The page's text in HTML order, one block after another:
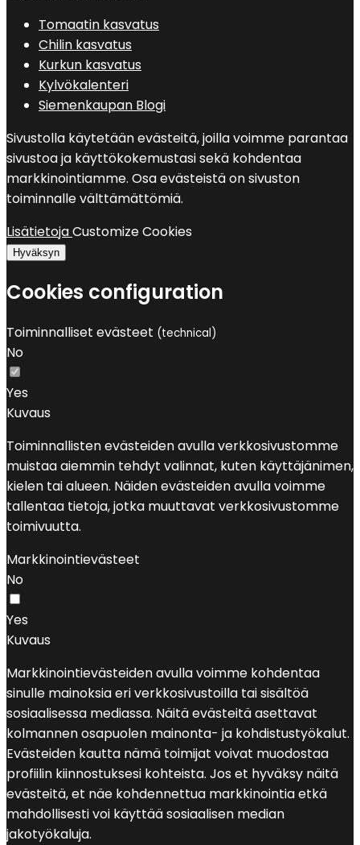
Tomaatin kasvatus
Chilin kasvatus
Kurkun kasvatus
Kylvökalenteri
Siemenkaupan Blogi
Sivustolla käytetään evästeitä, joilla voimme parantaa
sivustoa ja käyttökokemustasi sekä kohdentaa
markkinointiamme. Osa evästeistä on sivuston
toiminnalle välttämättömiä.
LisätietojaCustomize Cookies
Hyväksyn
Cookies configuration
Toiminnalliset evästeet (technical)
No
Yes
Kuvaus
Toiminnallisten evästeiden avulla verkkosivustomme
muistaa aiemmin tehdyt valinnat, kuten käyttäjänimen,
kielen tai alueen. Näiden evästeiden avulla voimme
tallentaa tietoja, jotka muuttavat verkkosivustomme
toimivuutta.
Markkinointievästeet
No
Yes
Kuvaus
Markkinointievästeiden avulla voimme kohdentaa
sinulle mainoksia eri verkkosivustoilla tai sisältöä
sosiaalisessa mediassa. Näitä evästeitä asettavat
kolmannen osapuolen mainonta- ja kohdistustyökalut.
Evästeiden kautta nämä toimijat voivat muodostaa
profiilin kiinnostuksesi kohteista. Jos et hyväksy näitä
evästeitä, et näe kohdennettua markkinointia etkä
mahdollisesti voi käyttää sosiaalisen median
jakotyökaluja.